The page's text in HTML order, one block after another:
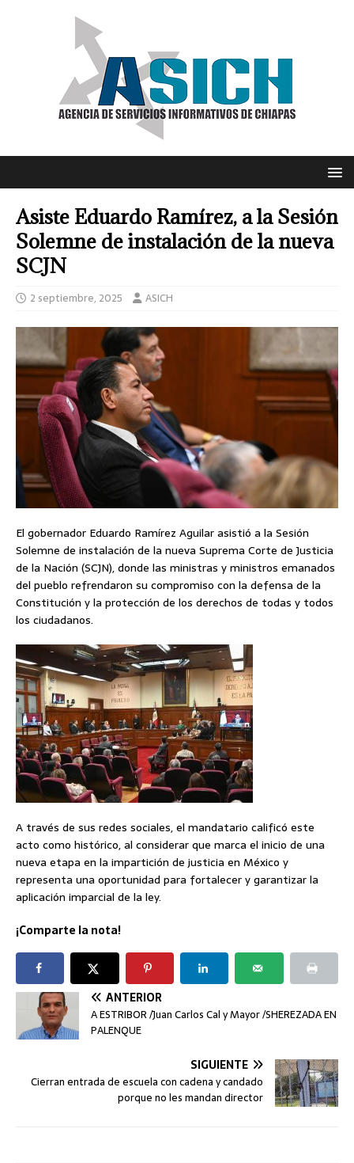
Asiste Eduardo Ramírez, a la Sesión
Solemne de instalación de la nueva
SCJN
2 septiembre, 2025 ASICH
El gobernador Eduardo Ramírez Aguilar asistió a la Sesión
Solemne de instalación de la nueva Suprema Corte de Justicia
de la Nación (SCJN), donde las ministras y ministros emanados
del pueblo refrendaron su compromiso con la defensa de la
Constitución y la protección de los derechos de todas y todos
los ciudadanos.
A través de sus redes sociales, el mandatario calificó este
acto como histórico, al considerar que marca el inicio de una
nueva etapa en la impartición de justicia en México y
representa una oportunidad para fortalecer y garantizar la
aplicación imparcial de la ley.
¡Comparte la nota!
ANTERIOR
A ESTRIBOR /Juan Carlos Cal y Mayor /SHEREZADA EN
PALENQUE
SIGUIENTE
Cierran entrada de escuela con cadena y candado
porque no les mandan director